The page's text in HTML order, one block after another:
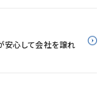
心して会社を譲れ